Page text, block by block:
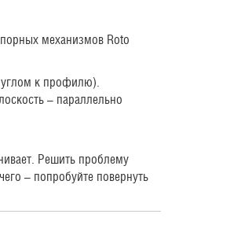
механизмов Roto
углом к профилю).
– параллельно
Решить проблему
– попробуйте повернуть